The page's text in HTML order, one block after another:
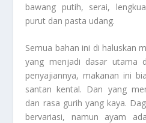
bawang putih, serai,
purut dan pasta udang.
Semua bahan ini di haluskan
yang menjadi dasar utama
penyajiannya, makanan ini
santan kental. Dan yang
dan rasa gurih yang kaya.
bervariasi, namun ayam